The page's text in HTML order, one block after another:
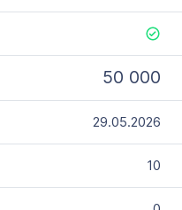
50 000
29.05.2026
10